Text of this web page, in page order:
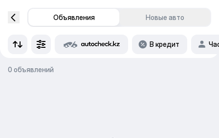
Объявления Новые авто
В кредит
0 объявлений